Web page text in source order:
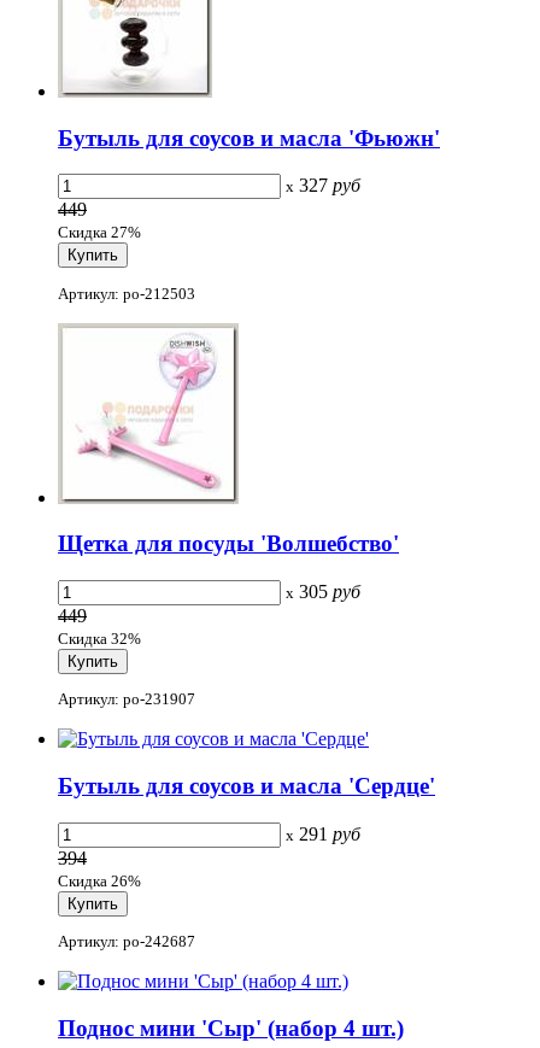
Бутыль для соусов и масла 'Фьюжн'
x 327 руб
449
Скидка 27%
Артикул: po-212503
Щетка для посуды 'Волшебство'
x 305 руб
449
Скидка 32%
Артикул: po-231907
Бутыль для соусов и масла 'Сердце'
x 291 руб
394
Скидка 26%
Артикул: po-242687
Поднос мини 'Сыр' (набор 4 шт.)